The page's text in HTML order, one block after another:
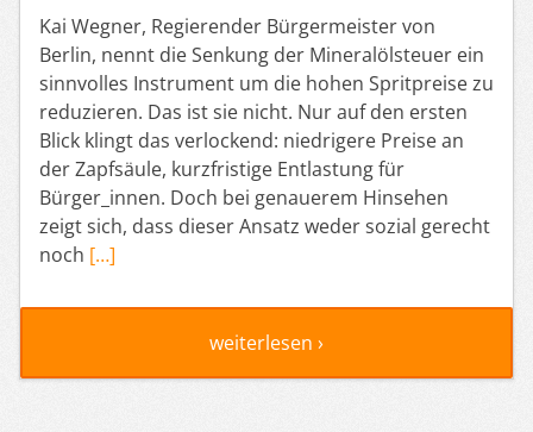
Kai Wegner, Regierender Bürgermeister von
Berlin, nennt die Senkung der Mineralölsteuer ein
sinnvolles Instrument um die hohen Spritpreise zu
reduzieren. Das ist sie nicht. Nur auf den ersten
Blick klingt das verlockend: niedrigere Preise an
der Zapfsäule, kurzfristige Entlastung für
Bürger_innen. Doch bei genauerem Hinsehen
zeigt sich, dass dieser Ansatz weder sozial gerecht
noch […]
weiterlesen ›